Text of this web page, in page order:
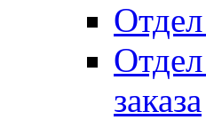
заказа